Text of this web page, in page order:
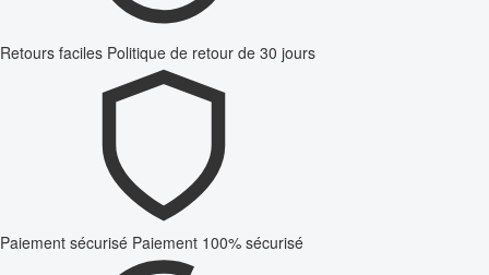
Retours faciles Politique de retour de 30 jours
Paiement sécurisé Paiement 100% sécurisé